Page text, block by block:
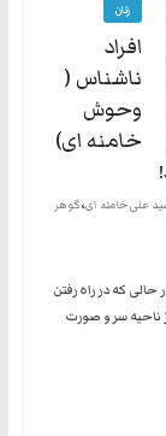
زنان
افراد
ناشناس (
وحوش
خامنه ای)
علی خامنه ای،گوهر
که در راه رفتن
ناحیه سر و صورت